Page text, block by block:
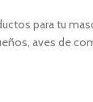
para tu
aves de